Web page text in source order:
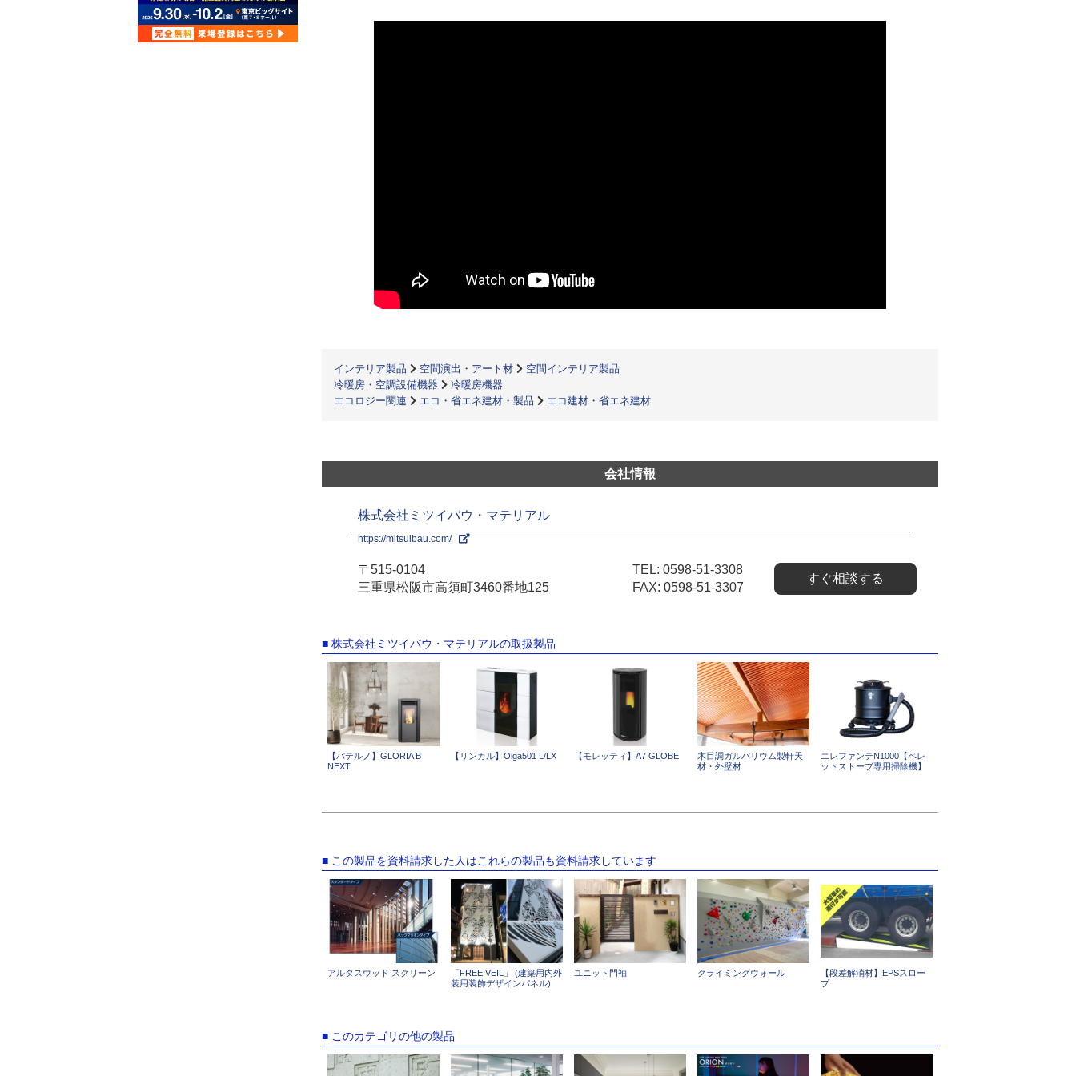
インテリア製品 空間演出・アート材
空間インテリア製品
冷暖房・空調設備機器
冷暖房機器
エコロジー関連
エコ・省エネ建材・製品 エコ建材・省エネ建材
会社情報
株式会社ミツイバウ・マテリアル
https://mitsuibau.com/
〒515-0104
三重県松阪市高須町3460番地125
TEL: 0598-51-3308
FAX: 0598-51-3307
すぐ相談する
■ 株式会社ミツイバウ・マテリアルの取扱製品
【パテルノ】GLORIA B
NEXT
【リンカル】Olga501 L/LX 【モレッティ】A7 GLOBE
木目調ガルバリウム製軒天
材・外壁材
エレファンテN1000【ペレ
ットストーブ専用掃除機】
■ この製品を資料請求した人はこれらの製品も資料請求しています
アルタスウッド スクリーン
「FREE VEIL」 (建築用内外
装用装飾デザインパネル)
ユニット門袖 クライミングウォール
【段差解消材】EPSスロー
プ
■ このカテゴリの他の製品